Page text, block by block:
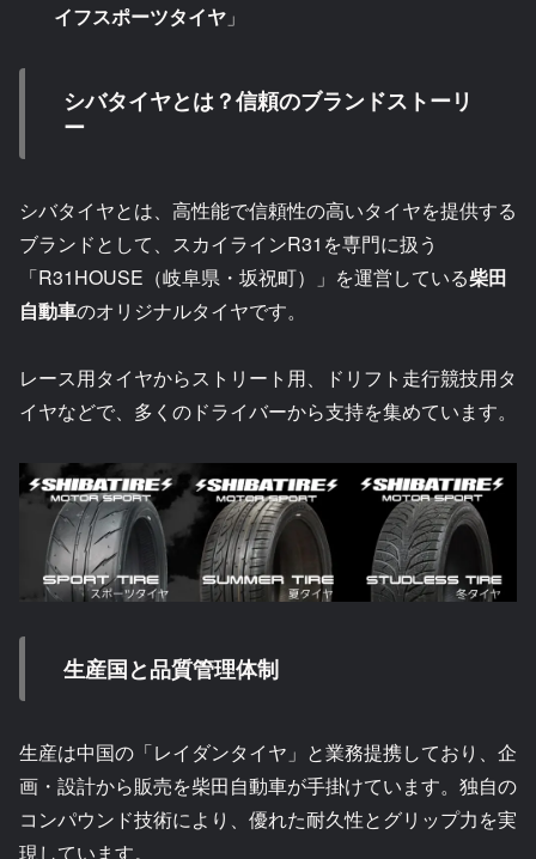
イフスポーツタイヤ 」
シバタイヤとは？信頼のブランドストーリ
ー
シバタイヤとは、高性能で信頼性の高いタイヤを提供する
ブランドとして、スカイラインR31を専門に扱う
「R31HOUSE（岐阜県・坂祝町）」を運営している柴田
自動車のオリジナルタイヤです。
レース用タイヤからストリート用、ドリフト走行競技用タ
イヤなどで、多くのドライバーから支持を集めています。
生産国と品質管理体制
生産は中国の「レイダンタイヤ」と業務提携しており、企
画・設計から販売を柴田自動車が手掛けています。独自の
コンパウンド技術により、優れた耐久性とグリップ力を実
現しています。